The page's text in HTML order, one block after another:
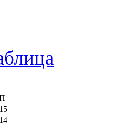
15
14